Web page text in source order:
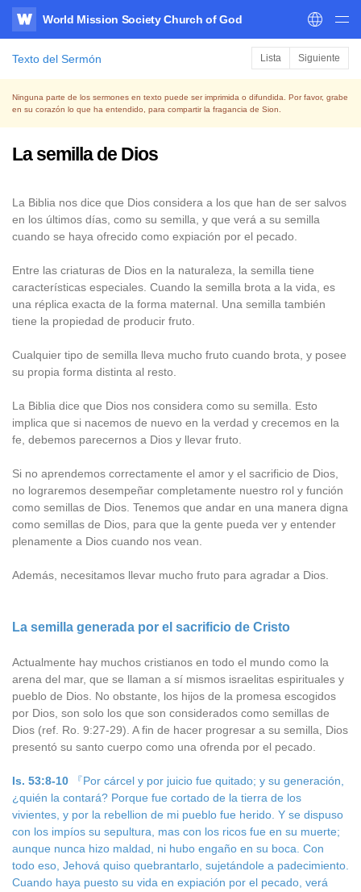
WATV
World Mission Society Church of God
Texto del Sermón Lista Siguiente
Ninguna parte de los sermones en texto puede ser imprimida o difundida. Por favor, grabe
en su corazón lo que ha entendido, para compartir la fragancia de Sion.
La semilla de Dios
La Biblia nos dice que Dios considera a los que han de ser salvos
en los últimos días, como su semilla, y que verá a su semilla
cuando se haya ofrecido como expiación por el pecado.
Entre las criaturas de Dios en la naturaleza, la semilla tiene
características especiales. Cuando la semilla brota a la vida, es
una réplica exacta de la forma maternal. Una semilla también
tiene la propiedad de producir fruto.
Cualquier tipo de semilla lleva mucho fruto cuando brota, y posee
su propia forma distinta al resto.
La Biblia dice que Dios nos considera como su semilla. Esto
implica que si nacemos de nuevo en la verdad y crecemos en la
fe, debemos parecernos a Dios y llevar fruto.
Si no aprendemos correctamente el amor y el sacrificio de Dios,
no lograremos desempeñar completamente nuestro rol y función
como semillas de Dios. Tenemos que andar en una manera digna
como semillas de Dios, para que la gente pueda ver y entender
plenamente a Dios cuando nos vean.
Además, necesitamos llevar mucho fruto para agradar a Dios.
La semilla generada por el sacrificio de Cristo
Actualmente hay muchos cristianos en todo el mundo como la
arena del mar, que se llaman a sí mismos israelitas espirituales y
pueblo de Dios. No obstante, los hijos de la promesa escogidos
por Dios, son solo los que son considerados como semillas de
Dios (ref. Ro. 9:27-29). A fin de hacer progresar a su semilla, Dios
presentó su santo cuerpo como una ofrenda por el pecado.
Is. 53:8-10
『Por cárcel y por juicio fue quitado; y su generación,
¿quién la contará? Porque fue cortado de la tierra de los
vivientes, y por la rebellion de mi pueblo fue herido. Y se dispuso
con los impíos su sepultura, mas con los ricos fue en su muerte;
aunque nunca hizo maldad, ni hubo engaño en su boca. Con
todo eso, Jehová quiso quebrantarlo, sujetándole a padecimiento.
Cuando haya puesto su vida en expiación por el pecado, verá